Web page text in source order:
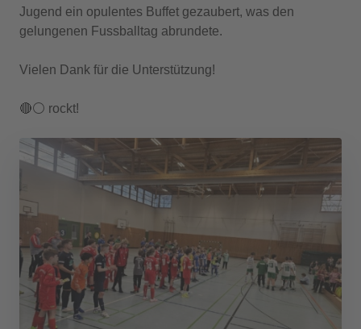
Jugend ein opulentes Buffet gezaubert, was den
gelungenen Fussballtag abrundete.
Vielen Dank für die Unterstützung!
🔴⚪ rockt!